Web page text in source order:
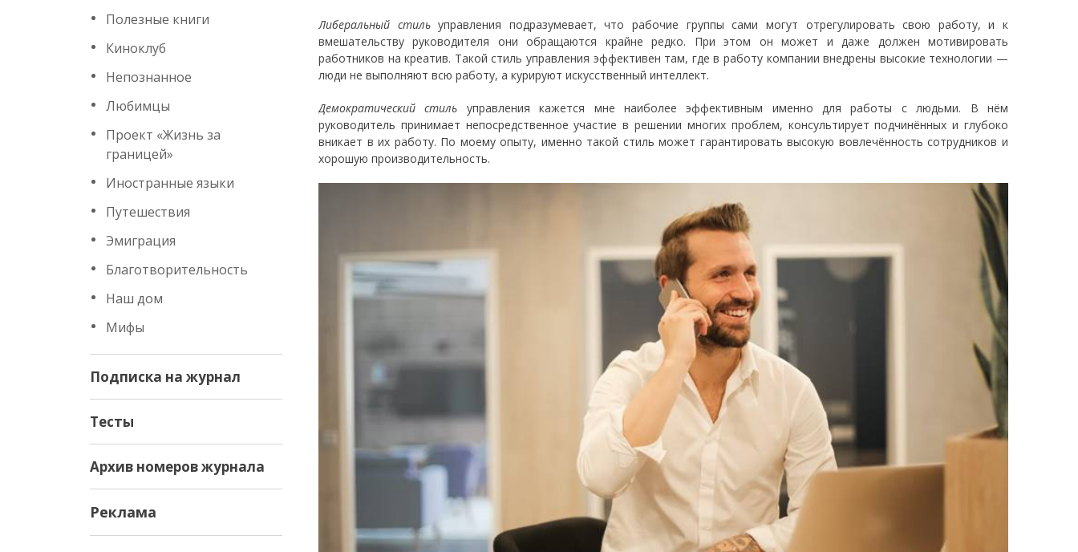
Полезные книги
Киноклуб
Непознанное
Любимцы
Проект «Жизнь за
границей»
Иностранные языки
Путешествия
Эмиграция
Благотворительность
Наш дом
Мифы
Подписка на журнал
Тесты
Архив номеров журнала
Реклама
Либеральный стильуправления подразумевает, что рабочие группы сами могут отрегулировать свою работу, и к
вмешательству руководителя они обращаются крайне редко. При этом он может и даже должен мотивировать
работников на креатив. Такой стиль управления эффективен там, где в работу компании внедрены высокие технологии —
люди не выполняют всю работу, а курируют искусственный интеллект.
Демократический стиль управления кажется мне наиболее эффективным именно для работы с людьми. В нём
руководитель принимает непосредственное участие в решении многих проблем, консультирует подчинённых и глубоко
вникает в их работу. По моему опыту, именно такой стиль может гарантировать высокую вовлечённость сотрудников и
хорошую производительность.